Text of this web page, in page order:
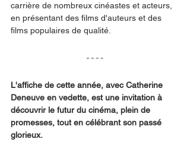
carrière de nombreux cinéastes et acteurs,
en présentant des films d'auteurs et des
films populaires de qualité.
L'affiche de cette année, avec Catherine
Deneuve en vedette, est une invitation à
découvrir le futur du cinéma, plein de
promesses, tout en célébrant son passé
glorieux.